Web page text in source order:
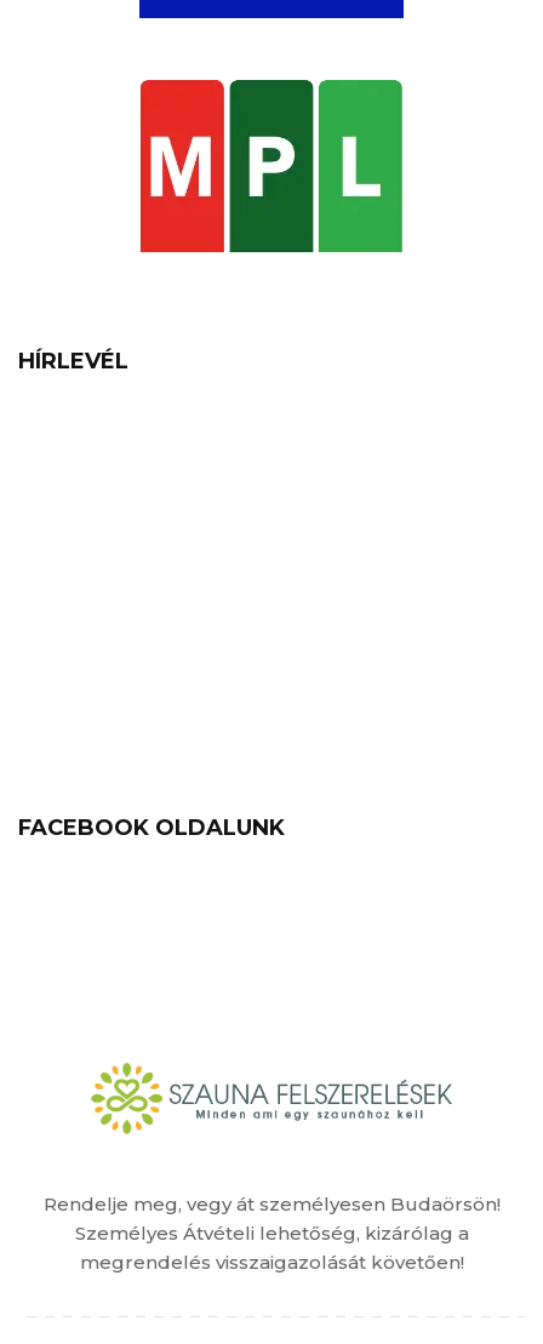
Rendelje meg, vegy át személyesen Budaörsön!
Személyes Átvételi lehetőség, kizárólag a
megrendelés visszaigazolását követően!
HÍRLEVÉL
FACEBOOK OLDALUNK